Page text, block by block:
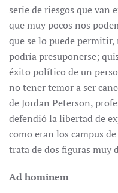
serie de riesgos que
que muy pocos nos
que se lo puede
podría presuponerse;
éxito político de un
no tener temor a ser
de Jordan Peterson,
defendió la libertad de
como eran los campus
trata de dos figuras muy
Ad hominem